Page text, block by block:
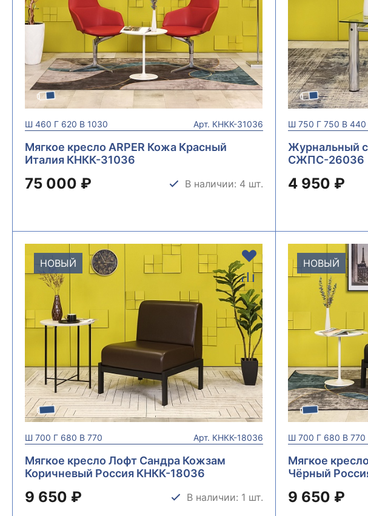
Ш 460 Г 620 В 1030 Арт. КНКК-31036
Мягкое кресло ARPER Кожа Красный
Италия КНКК-31036
75 000 ₽ В наличии: 4 шт.
Ш 750 Г750 В440
Журнальный
СЖПС-26036
4 950 ₽
НОВЫЙ
Ш 700 Г 680 В 770 Арт. КНКК-18036
Мягкое кресло Лофт Сандра Кожзам
Коричневый Россия КНКК-18036
9 650 ₽ В наличии: 1 шт.
НОВЫЙ
Ш 700 Г680 В770
Мягкое
Чёрный
9 650 ₽